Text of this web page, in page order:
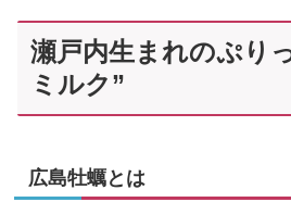
瀬戸内生まれのぷり
ミルク”
広島牡蠣とは